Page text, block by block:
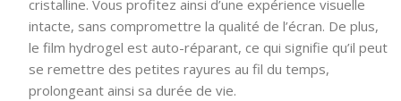
cristalline. Vous profitez ainsi d’une expérience visuelle
intacte, sans compromettre la qualité de l’écran. De plus,
le film hydrogel est auto-réparant, ce qui signifie qu’il peut
se remettre des petites rayures au fil du temps,
prolongeant ainsi sa durée de vie.